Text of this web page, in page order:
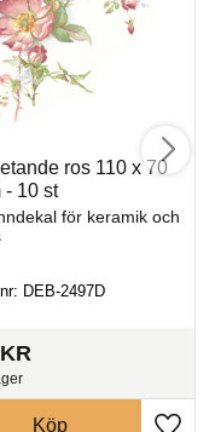
ros 110 x 70
- 10 st
för keramik och
DEB-2497D
KR
Köp